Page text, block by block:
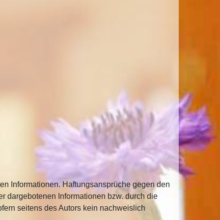
Informationen. Haftungsansprüche gegen den
dargebotenen Informationen bzw. durch die
seitens des Autors kein nachweislich